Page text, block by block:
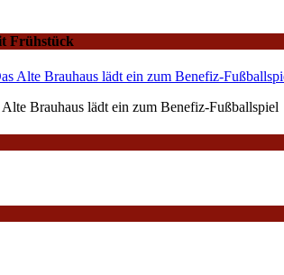
Frühstück
Brauhaus lädt ein zum Benefiz-Fußballspiel